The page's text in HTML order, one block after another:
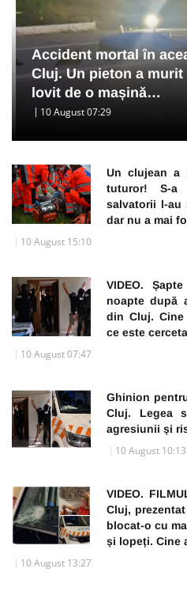
Accident mortal în
Cluj. Un pieton a
lovit de o mașină…
10 August 07:29
Un clujean a
tuturor! S-
salvatorii l-au
dar nu a mai
10 August 15:10
VIDEO.
noapte după
din Cluj.
ce este
10 August 07:47
Ghinion
Cluj. Legea
agresiunii și
10 August 10:13
VIDEO.
Cluj,
blocat-o cu
și lopeți. Cine
10 August 13:27